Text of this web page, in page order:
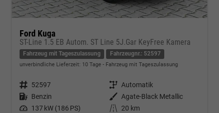
Ford Kuga
ST-Line 1.5 EB Autom. ST Line 5J.Gar KeyFree Kamera
Fahrzeug mit Tageszulassung Fahrzeugnr.: 52597
unverbindliche Lieferzeit: 10 Tage Fahrzeug mit Tageszulassung
Fahrzeugnr. 52597 Getriebe Automatik
Kraftstoff Benzin Außenfarbe Agate-Black Metallic
Leistung 137 kW (186 PS) Kilometerstand
20 km